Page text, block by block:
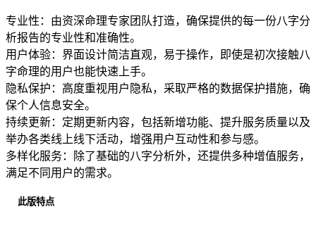
专业性：由资深命理专家团队打造，确保提供的每一份八字分
析报告的专业性和准确性。
用户体验：界面设计简洁直观，易于操作，即使是初次接触八
字命理的用户也能快速上手。
隐私保护：高度重视用户隐私，采取严格的数据保护措施，确
保个人信息安全。
持续更新：定期更新内容，包括新增功能、提升服务质量以及
举办各类线上线下活动，增强用户互动性和参与感。
多样化服务：除了基础的八字分析外，还提供多种增值服务，
满足不同用户的需求。
此版特点